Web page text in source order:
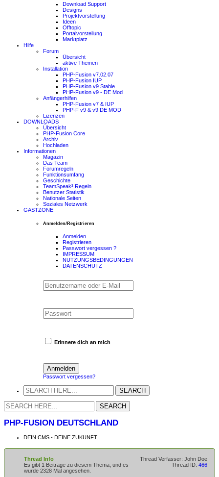
Download Support
Designs
Projektvorstellung
Ideen
Offtopic
Portalvorstellung
Marktplatz
Hilfe
Forum
Übersicht
aktive Themen
Installation
PHP-Fusion v7.02.07
PHP-Fusion IUP
PHP-Fusion v9 Stable
PHP-Fusion v9 - DE Mod
Anfängerhilfen
PHP-Fusion v7 & IUP
PHP-F v9 & v9 DE MOD
Lizenzen
DOWNLOADS
Übersicht
PHP-Fusion Core
Archiv
Hochladen
Informationen
Magazin
Das Team
Forumregeln
Funktionsumfang
Geschichte
TeamSpeak³ Regeln
Benutzer Statistik
Nationale Seiten
Soziales Netzwerk
GASTZONE
Anmelden/Registrieren
Anmelden
Registrieren
Passwort vergessen ?
IMPRESSUM
NUTZUNGSBEDINGUNGEN
DATENSCHUTZ
Erinnere dich an mich
Passwort vergessen?
PHP-FUSION DEUTSCHLAND
DEIN CMS - DEINE ZUKUNFT
Thread Verfasser: John Doe
Thread ID: 466
Thread Info
Es gibt 1 Beiträge zu diesem Thema, und es
wurde 2328 Mal angesehen.